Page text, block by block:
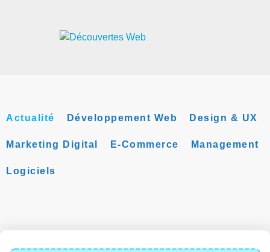
Actualité Développement Web Design & UX
Marketing Digital E-Commerce Management
Logiciels